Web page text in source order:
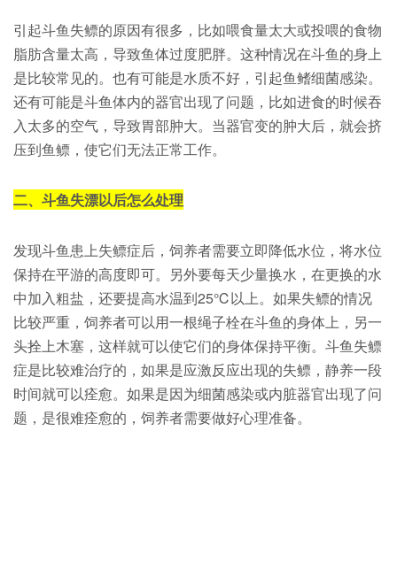
引起斗鱼失鳔的原因有很多，比如喂食量太大或投喂的食物
脂肪含量太高，导致鱼体过度肥胖。这种情况在斗鱼的身上
是比较常见的。也有可能是水质不好，引起鱼鳍细菌感染。
还有可能是斗鱼体内的器官出现了问题，比如进食的时候吞
入太多的空气，导致胃部肿大。当器官变的肿大后，就会挤
压到鱼鳔，使它们无法正常工作。
二、斗鱼失漂以后怎么处理
发现斗鱼患上失鳔症后，饲养者需要立即降低水位，将水位
保持在平游的高度即可。另外要每天少量换水，在更换的水
中加入粗盐，还要提高水温到25℃以上。如果失鳔的情况
比较严重，饲养者可以用一根绳子栓在斗鱼的身体上，另一
头拴上木塞，这样就可以使它们的身体保持平衡。斗鱼失鳔
症是比较难治疗的，如果是应激反应出现的失鳔，静养一段
时间就可以痊愈。如果是因为细菌感染或内脏器官出现了问
题，是很难痊愈的，饲养者需要做好心理准备。